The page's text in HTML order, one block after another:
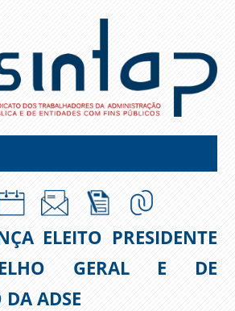
ELEITO PRESIDENTE
GERAL E DE
DA ADSE